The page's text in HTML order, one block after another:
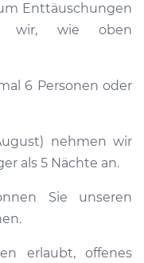
Enttäuschungen
wir, wie oben
6 Personen oder
nehmen wir
als 5 Nächte an.
Sie unseren
erlaubt, offenes